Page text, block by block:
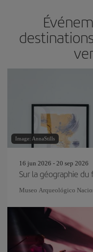
Image: AnnaStills
16 jun 2026 - 20 sep 2026
Sur la géographie du
Museo Arqueológico